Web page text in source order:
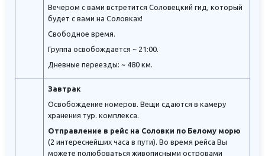
Вечером с вами встретится Соловецкий гид, который
будет с вами на Соловках!
Свободное время.
Группа освобождается ~ 21:00.
Дневные переезды: ~ 480 км.
Завтрак
Освобождение номеров. Вещи сдаются в камеру
хранения тур. комплекса.
Отправление в рейс на Соловки по Белому морю
(2 интереснейших часа в пути). Во время рейса Вы
можете полюбоваться живописными островами